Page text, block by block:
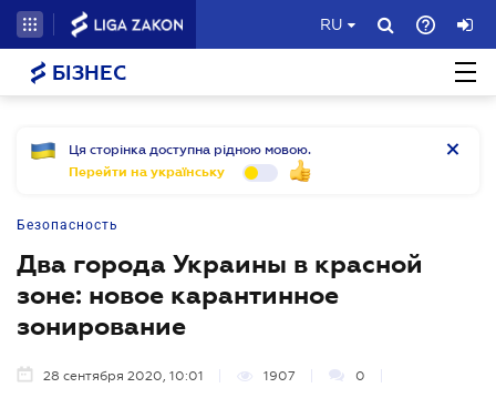
RU
БІЗНЕС
Ця сторінка доступна рідною мовою.
Перейти на українську
Безопасность
Два города Украины в красной
зоне: новое карантинное
зонирование
28 сентября 2020, 10:01 1907 0